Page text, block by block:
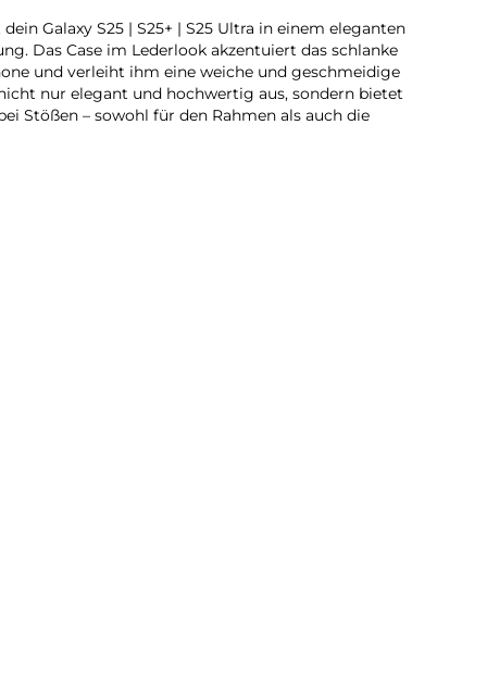
Galaxy S25 | S25+ | S25 Ultra in einem eleganten
Das Case im Lederlook akzentuiert das schlanke
und verleiht ihm eine weiche und geschmeidige
nur elegant und hochwertig aus, sondern bietet
Stößen – sowohl für den Rahmen als auch die